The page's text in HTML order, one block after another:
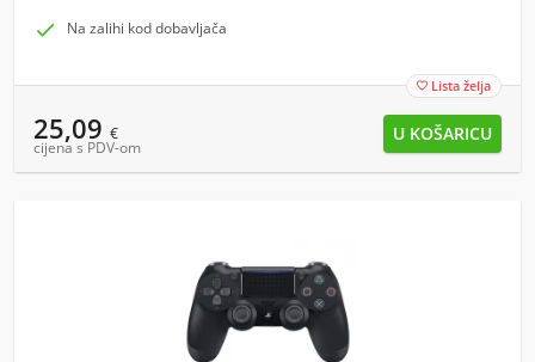
 Na zalihi kod dobavljača
 Lista želja
25,09 €
cijena s PDV-om